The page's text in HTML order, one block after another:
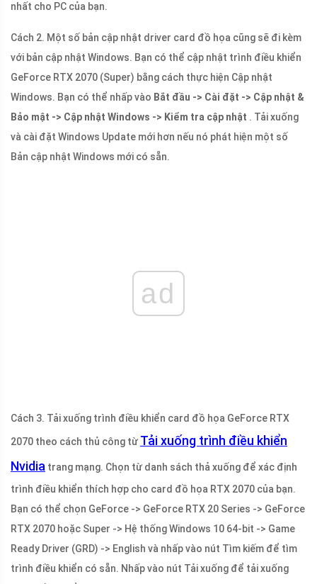
nhất cho PC của bạn.
Cách 2. Một số bản cập nhật driver card đồ họa cũng sẽ đi kèm
với bản cập nhật Windows. Bạn có thể cập nhật trình điều khiển
GeForce RTX 2070 (Super) bằng cách thực hiện Cập nhật
Windows. Bạn có thể nhấp vào Bắt đầu -> Cài đặt -> Cập nhật &
Bảo mật -> Cập nhật Windows -> Kiểm tra cập nhật . Tải xuống
và cài đặt Windows Update mới hơn nếu nó phát hiện một số
Bản cập nhật Windows mới có sẵn.
ad
Cách 3. Tải xuống trình điều khiển card đồ họa GeForce RTX
2070 theo cách thủ công từ Tải xuống trình điều khiển
Nvidia trang mạng. Chọn từ danh sách thả xuống để xác định
trình điều khiển thích hợp cho card đồ họa RTX 2070 của bạn.
Bạn có thể chọn GeForce -> GeForce RTX 20 Series -> GeForce
RTX 2070 hoặc Super -> Hệ thống Windows 10 64-bit -> Game
Ready Driver (GRD) -> English và nhấp vào nút Tìm kiếm để tìm
trình điều khiển có sẵn. Nhấp vào nút Tải xuống để tải xuống